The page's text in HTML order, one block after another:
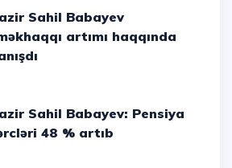
artımı haqqında
48 % artıb